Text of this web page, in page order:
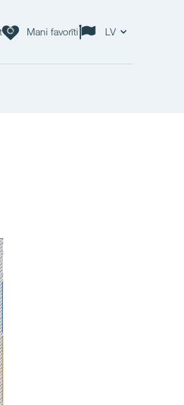
Mani favorīti LV